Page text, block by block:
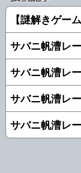
【謎解きゲー
サバニ帆漕レ
サバニ帆漕レ
サバニ帆漕レ
サバニ帆漕レ